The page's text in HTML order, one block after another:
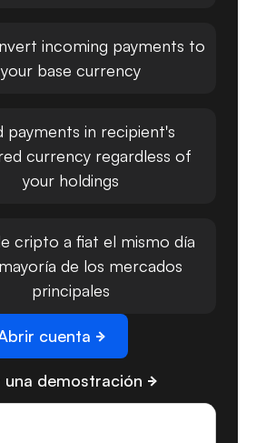
incoming payments to
your base currency
payments in recipient's
currency regardless of
your holdings
cripto a fiat el mismo día
de los mercados
principales
cuenta
una demostración